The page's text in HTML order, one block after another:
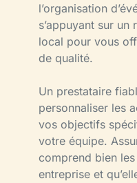
l’organisation
s’appuyant sur un
local pour vous
de qualité.
Un prestataire
personnaliser les
vos objectifs
votre équipe.
comprend bien
entreprise et